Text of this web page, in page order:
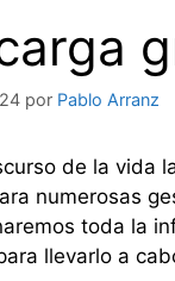
por Pablo Arranz
de la vida
numerosas
toda la
llevarlo a